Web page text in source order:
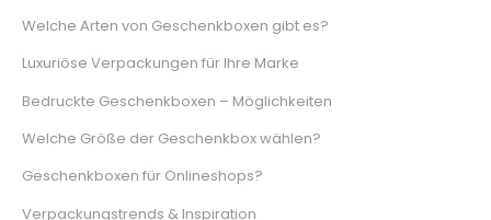
Welche Arten von Geschenkboxen gibt es?
Luxuriöse Verpackungen für Ihre Marke
Bedruckte Geschenkboxen – Möglichkeiten
Welche Größe der Geschenkbox wählen?
Geschenkboxen für Onlineshops?
Verpackungstrends & Inspiration